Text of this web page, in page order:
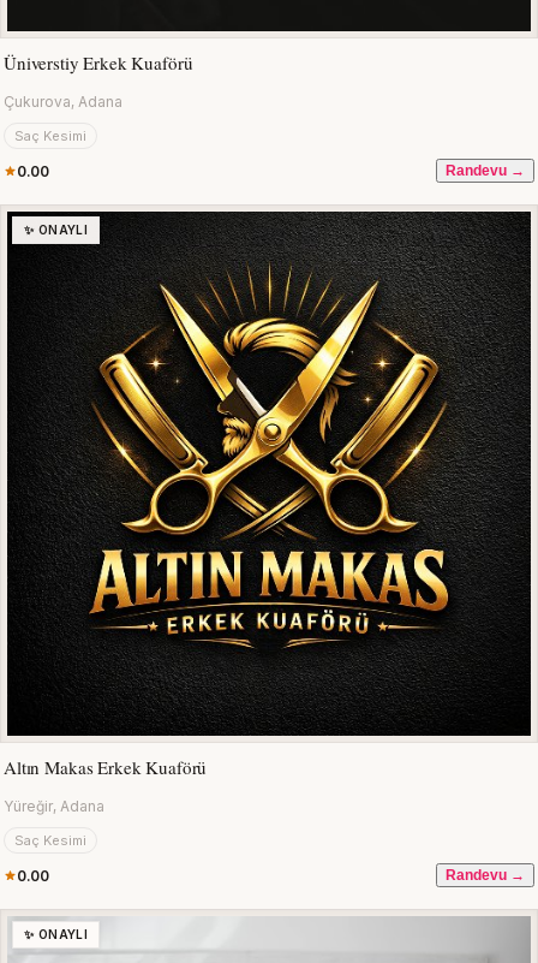
Üniverstiy Erkek Kuaförü
Çukurova, Adana
Saç Kesimi
0.00 Randevu →
✨ ONAYLI
Altın Makas Erkek Kuaförü
Yüreğir, Adana
Saç Kesimi
0.00 Randevu →
✨ ONAYLI